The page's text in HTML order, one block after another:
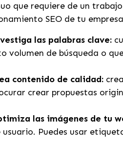
que requiere de un
SEO de tu
las palabras clave:
volumen de búsqueda o
contenido de calidad:
crear propuestas
las imágenes de tu
usuario. Puedes usar